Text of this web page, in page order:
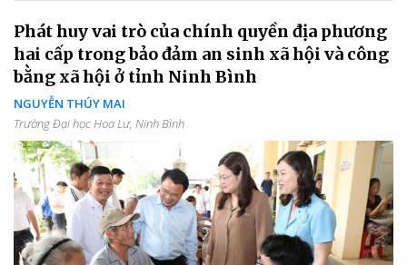
Phát huy vai trò của chính quyền địa phương
hai cấp trong bảo đảm an sinh xã hội và công
bằng xã hội ở tỉnh Ninh Bình
NGUYỄN THÚY MAI
Trường Đại học Hoa Lư, Ninh Bình